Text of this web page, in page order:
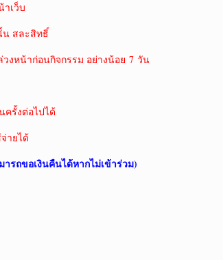
เว็บ
น สละสิทธิ์
งหน้าก่อนกิจกรรม อย่างน้อย 7 วัน
ครั้งต่อไปได้
ายได้
ารถขอเงินคืนได้หากไม่เข้าร่วม)